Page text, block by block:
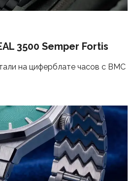
3500 Semper Fortis
на циферблате часов с ВМС